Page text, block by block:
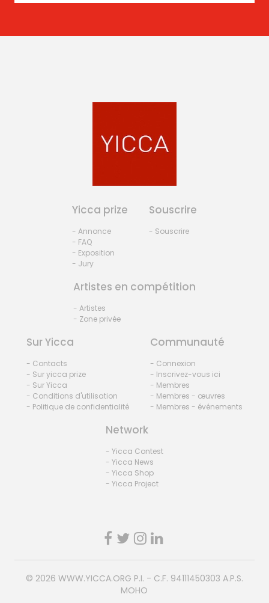
Yicca prize
- Annonce
- FAQ
- Exposition
- Jury
Souscrire
- Souscrire
Artistes en compétition
- Artistes
- Zone privée
Sur Yicca
- Contacts
- Sur yicca prize
- Sur Yicca
- Conditions d'utilisation
- Politique de confidentialité
Communauté
- Connexion
- Inscrivez-vous ici
- Membres
- Membres - œuvres
- Membres - événements
Network
- Yicca Contest
- Yicca News
- Yicca Shop
- Yicca Project
© 2026 WWW.YICCA.ORG P.I. - C.F. 94111450303 A.P.S.
MOHO